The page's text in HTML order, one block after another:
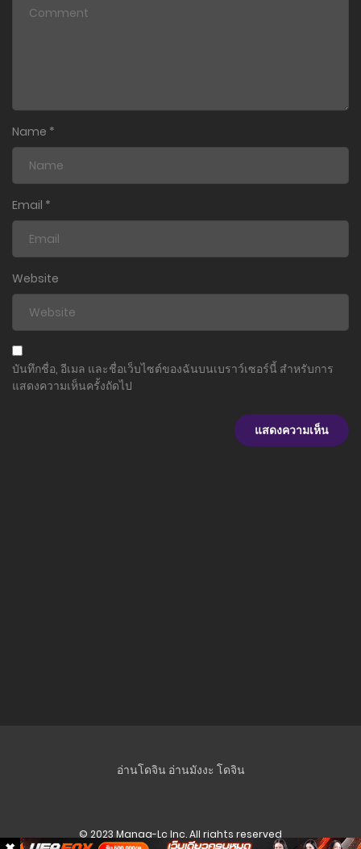
Name *
Email *
Website
บันทึกชื่อ, อีเมล และชื่อเว็บไซต์ของฉันบนเบราว์เซอร์นี้ สำหรับการ
แสดงความเห็นครั้งถัดไป
อ่านโดจิน อ่านมังงะ โดจิน
© 2023 Manga-Lc Inc. All rights reserved